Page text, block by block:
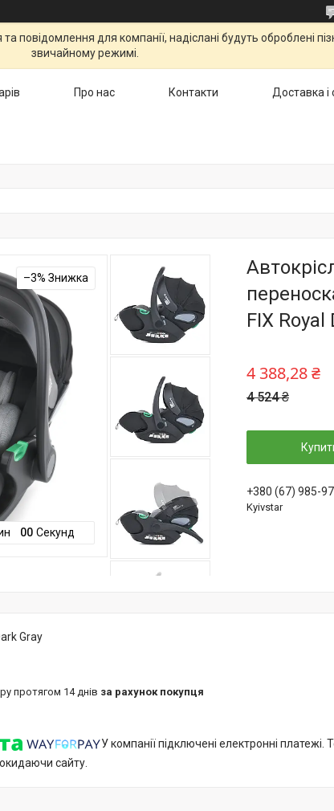
повідомлення для компанії, надіслані будуть оброблені
звичайному режимі.
Про нас Контакти Доставка і
–3%
00 Секунд
FIX Royal
4 524 ₴
4 388,28 ₴
+380 (67) 985-
Kyivstar
Gray
протягом 14 днів за рахунок покупця
У компанії підключені електронні платежі.
сайту.